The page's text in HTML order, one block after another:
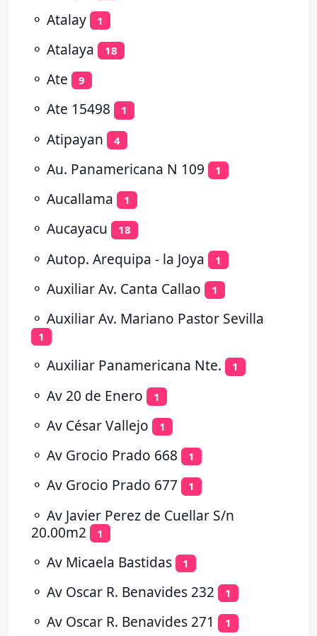
⚬ Atalay 1
⚬ Atalaya 18
⚬ Ate 9
⚬ Ate 15498 1
⚬ Atipayan 4
⚬ Au. Panamericana N 109 1
⚬ Aucallama 1
⚬ Aucayacu 18
⚬ Autop. Arequipa - la Joya 1
⚬ Auxiliar Av. Canta Callao 1
⚬ Auxiliar Av. Mariano Pastor Sevilla
1
⚬ Auxiliar Panamericana Nte. 1
⚬ Av 20 de Enero 1
⚬ Av César Vallejo 1
⚬ Av Grocio Prado 668 1
⚬ Av Grocio Prado 677 1
⚬ Av Javier Perez de Cuellar S/n
20.00m2
1
⚬ Av Micaela Bastidas 1
⚬ Av Oscar R. Benavides 232 1
⚬ Av Oscar R. Benavides 271 1